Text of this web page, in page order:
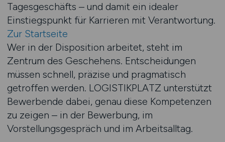
Tagesgeschäfts – und damit ein idealer
Einstiegspunkt für Karrieren mit Verantwortung.
Zur Startseite
Wer in der Disposition arbeitet, steht im
Zentrum des Geschehens. Entscheidungen
müssen schnell, präzise und pragmatisch
getroffen werden. LOGISTIKPLATZ unterstützt
Bewerbende dabei, genau diese Kompetenzen
zu zeigen – in der Bewerbung, im
Vorstellungsgespräch und im Arbeitsalltag.